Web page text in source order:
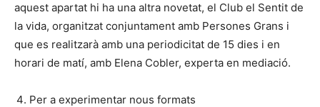
aquest apartat hi ha una altra novetat, el Club el Sentit de
la vida, organitzat conjuntament amb Persones Grans i
que es realitzarà amb una periodicitat de 15 dies i en
horari de matí, amb Elena Cobler, experta en mediació.
Per a experimentar nous formats